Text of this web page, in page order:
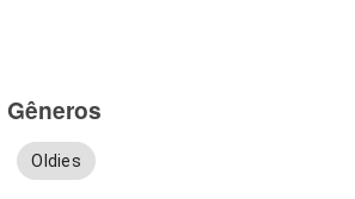
Gêneros
Oldies